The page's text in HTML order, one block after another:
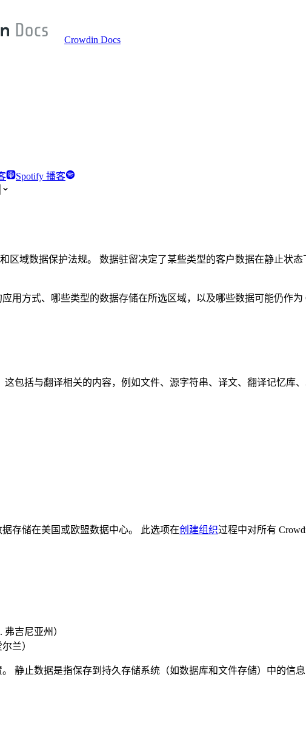
Crowdin Docs
Spotify 播客
区域数据保护法规。 数据驻留决定了某些类型的客户数据在静止状
用方式、哪些类型的数据存储在所选区域，以及哪些数据可能仍作为
这包括与翻译相关的内容，例如文件、源字符串、译文、翻译记忆库
存储在美国或欧盟数据中心。 此选项在创建组织过程中对所有
吉尼亚州）
兰）
静止数据是指保存到持久存储系统（如数据库和文件存储）中的信